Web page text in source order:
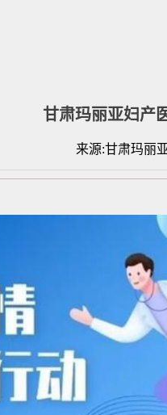
甘肃玛丽亚妇产
来源:甘肃玛丽